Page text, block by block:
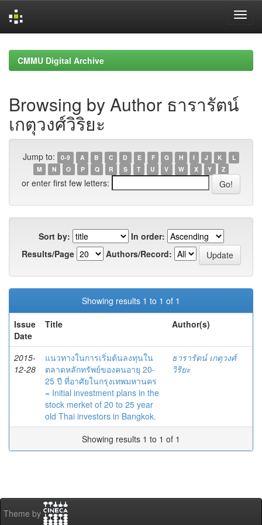
navigationCMMU Digital Archive
Browsing by Author ธารารัตน์
เกตุวงศ์วิริยะ
Jump to: 0-9 A B C D E F G H I J K
L
M
N O P Q R S T U V W X Y Z
or enter first few letters:
Sort by:
In order:
Results/Page
Authors/Record:
Showing results 1 to 1 of 1
Issue
Date
Title Author(s)
2015-
12-28
แนวทางในการเริ่มต้นลงทุนใน
ตลาดหลักทรัพย์ของคนอายุ 20-
25 ปี ที่อาศัยในกรุงเทพมหานคร
= Initial investment plans in the
stock merket of 20 to 25 year
old Thai investors in Bangkok.
ธารารัตน์ เกตุวงศ์
วิริยะ
Showing results 1 to 1 of 1
Theme by